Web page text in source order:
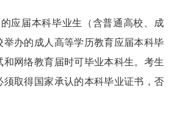
应届本科毕业生（含普通高校、成
举办的成人高等学历教育应届本科毕
和网络教育届时可毕业本科生。考生
须取得国家承认的本科毕业证书，否